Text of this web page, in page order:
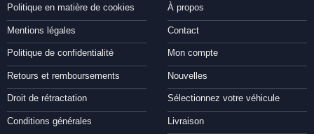
Politique en matière de cookies
Mentions légales
Politique de confidentialité
Retours et remboursements
Droit de rétractation
Conditions générales
À propos
Contact
Mon compte
Nouvelles
Sélectionnez votre véhicule
Livraison